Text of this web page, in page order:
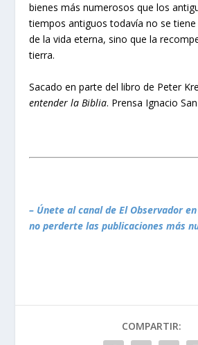
bienes más numerosos que los
tiempos antiguos todavía no se
de la vida eterna, sino que la
tierra.
Sacado en parte del libro de Peter
entender la Biblia. Prensa Ignacio
– Únete al canal de El Observador
no perderte las publicaciones más
COMPARTIR: